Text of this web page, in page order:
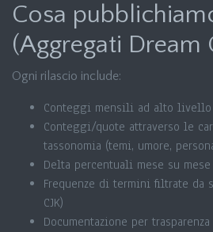
Cosa
(Aggregati Dream
Ogni rilascio include:
Conteggi mensili ad alto livello
Conteggi/quote attraverso le
tassonomia (temi, umore,
Delta percentuali mese su mese
Frequenze di termini filtrate da
CJK)
Documentazione per